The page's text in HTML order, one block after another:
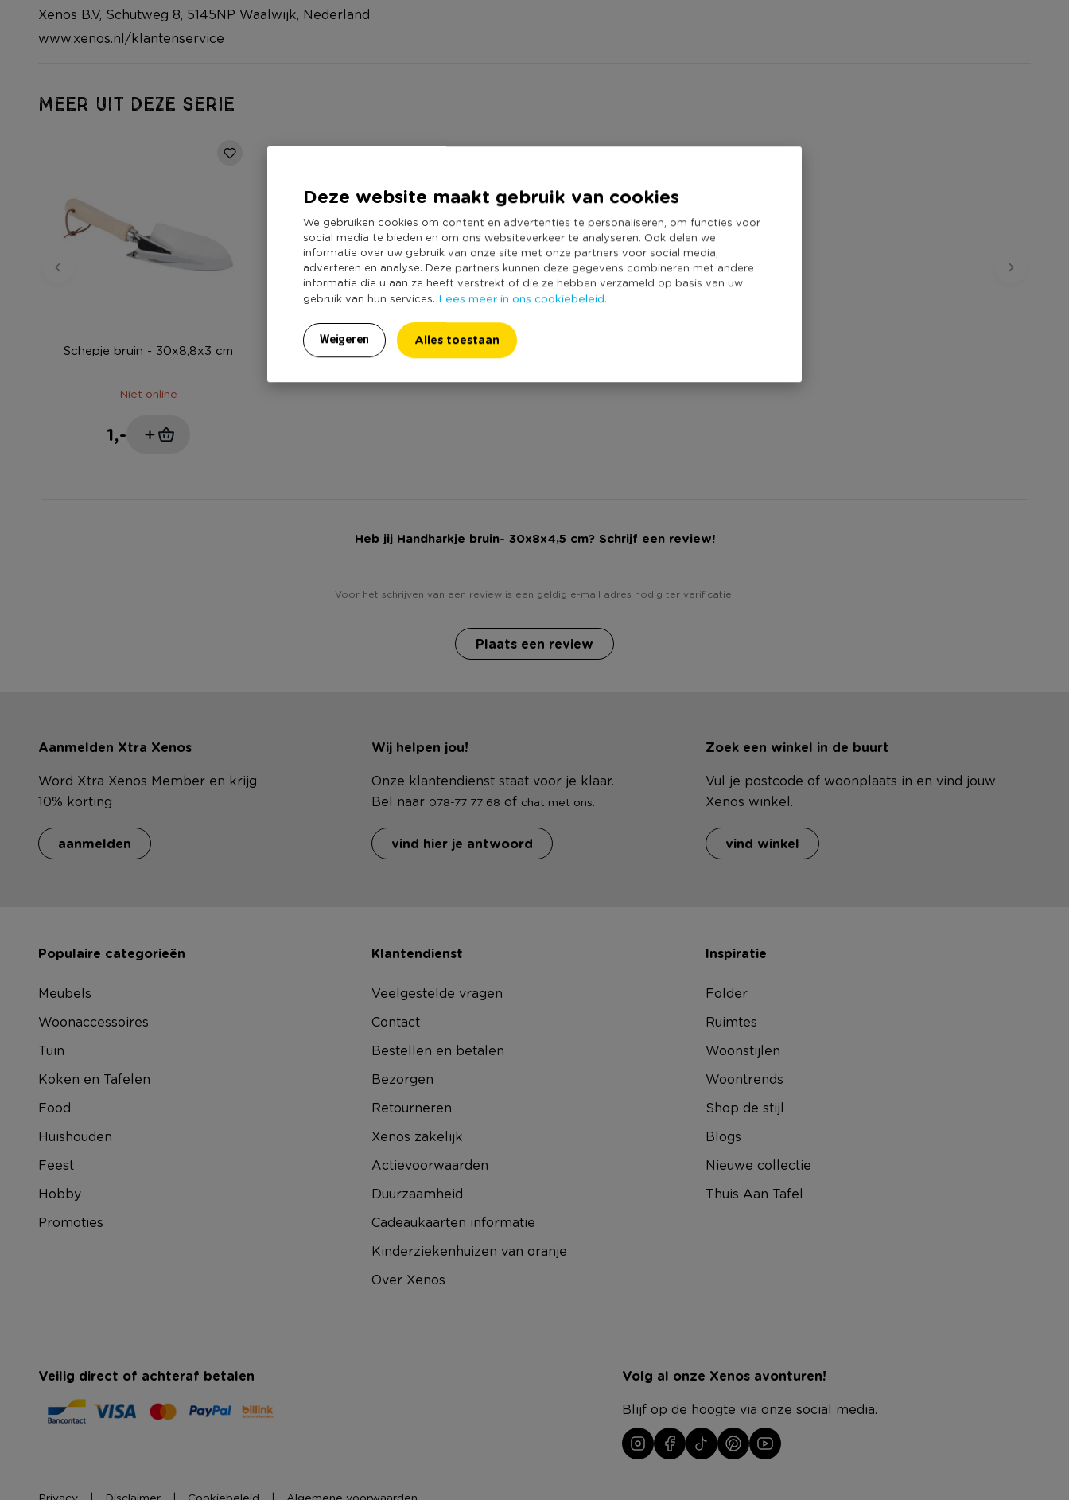
Deze website maakt gebruik van cookies
We gebruiken cookies om content en advertenties te personaliseren, om functies voor
social media te bieden en om ons websiteverkeer te analyseren. Ook delen we
informatie over uw gebruik van onze site met onze partners voor social media,
adverteren en analyse. Deze partners kunnen deze gegevens combineren met andere
informatie die u aan ze heeft verstrekt of die ze hebben verzameld op basis van uw
gebruik van hun services. Lees meer in ons cookiebeleid.
Weigeren Alles toestaan
Xenos B.V, Schutweg 8, 5145NP Waalwijk, Nederland
www.xenos.nl/klantenservice
MEER UIT DEZE SERIE
Schepje bruin - 30x8,8x3 cm
Niet online
1,-
Heb jij Handharkje bruin- 30x8x4,5 cm? Schrijf een review!
Voor het schrijven van een review is een geldig e-mail adres nodig ter verificatie.
Plaats een review
Aanmelden Xtra Xenos
Word Xtra Xenos Member en krijg
10% korting
aanmelden
Wij helpen jou!
Onze klantendienst staat voor je klaar.
Bel naar 078-77 77 68 of chat met ons.
vind hier je antwoord
Zoek een winkel in de buurt
Vul je postcode of woonplaats in en vind jouw
Xenos winkel.
vind winkel
Populaire categorieën
Meubels
Woonaccessoires
Tuin
Koken en Tafelen
Food
Huishouden
Feest
Hobby
Promoties
Klantendienst
Veelgestelde vragen
Contact
Bestellen en betalen
Bezorgen
Retourneren
Xenos zakelijk
Actievoorwaarden
Duurzaamheid
Cadeaukaarten informatie
Kinderziekenhuizen van oranje
Over Xenos
Inspiratie
Folder
Ruimtes
Woonstijlen
Woontrends
Shop de stijl
Blogs
Nieuwe collectie
Thuis Aan Tafel
Veilig direct of achteraf betalen Volg al onze Xenos avonturen!
Blijf op de hoogte via onze social media.
Privacy Disclaimer Cookiebeleid Algemene voorwaarden